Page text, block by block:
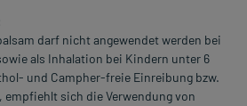
darf nicht angewendet werden bei
als Inhalation bei Kindern unter 6
und Campher-freie Einreibung bzw.
sich die Verwendung von